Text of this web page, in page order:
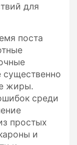
для
поста
существенно
жиры.
среди
простых
и